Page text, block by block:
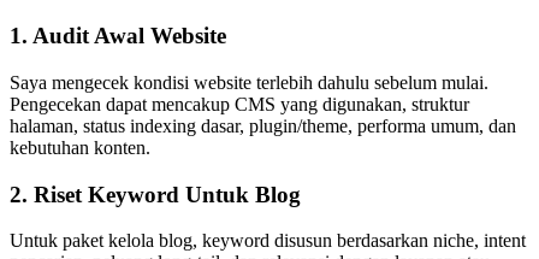
1. Audit Awal Website
Saya mengecek kondisi website terlebih dahulu sebelum mulai.
Pengecekan dapat mencakup CMS yang digunakan, struktur
halaman, status indexing dasar, plugin/theme, performa umum, dan
kebutuhan konten.
2. Riset Keyword Untuk Blog
Untuk paket kelola blog, keyword disusun berdasarkan niche, intent